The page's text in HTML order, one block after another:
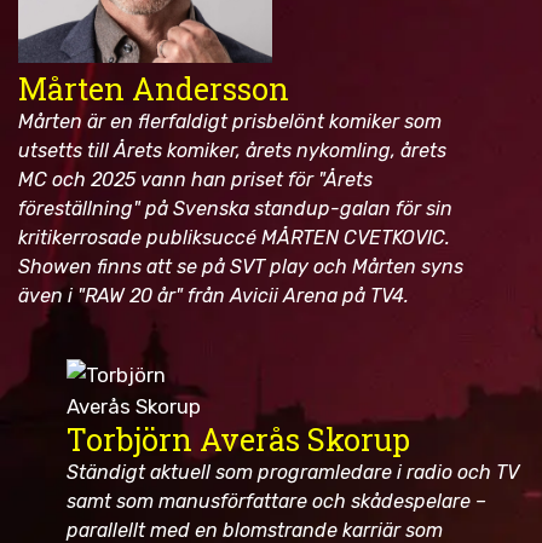
Mårten Andersson
Mårten är en flerfaldigt prisbelönt komiker som
utsetts till Årets komiker, årets nykomling, årets
MC och 2025 vann han priset för "Årets
föreställning" på Svenska standup-galan för sin
kritikerrosade publiksuccé MÅRTEN CVETKOVIC.
Showen finns att se på SVT play och Mårten syns
även i "RAW 20 år" från Avicii Arena på TV4.
Torbjörn Averås Skorup
Ständigt aktuell som programledare i radio och TV
samt som manusförfattare och skådespelare –
parallellt med en blomstrande karriär som